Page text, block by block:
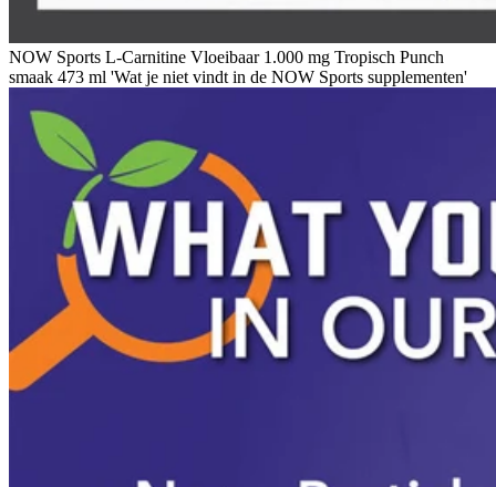
NOW Sports L-Carnitine Vloeibaar 1.000 mg Tropisch Punch
smaak 473 ml 'Wat je niet vindt in de NOW Sports supplementen'